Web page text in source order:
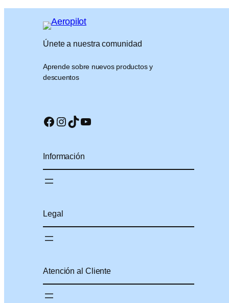
Únete a nuestra comunidad
Aprende sobre nuevos productos y
descuentos
Facebook Instagram TikTok YouTube
Información
Legal
Atención al Cliente